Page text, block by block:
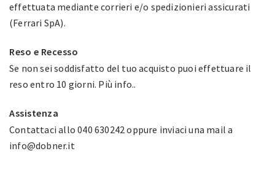
effettuata mediante corrieri e/o spedizionieri assicurati
(Ferrari SpA).
Reso e Recesso
Se non sei soddisfatto del tuo acquisto puoi effettuare il
reso entro 10 giorni. Più info..
Assistenza
Contattaci allo 040 630242 oppure inviaci una mail a
info@dobner.it